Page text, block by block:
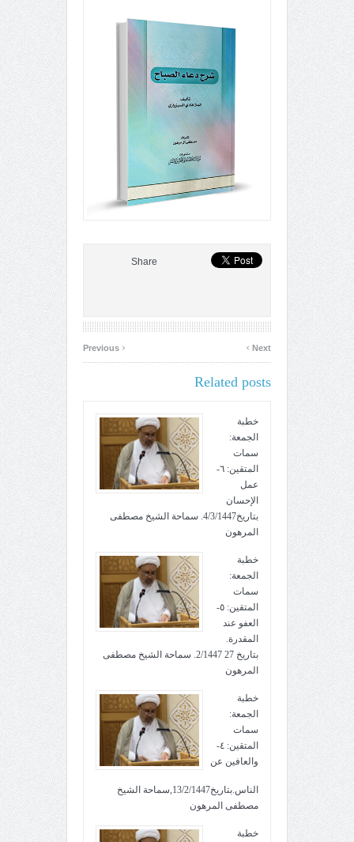
Share
‹ Next
›
Related posts
خطبة
الجمعة:
سمات
المتقين: ٦-
عمل
الإحسان
بتاريخ4/3/1447. سماحة الشيخ مصطفى
المرهون
خطبة
الجمعة:
سمات
المتقين: ٥-
العفو عند
المقدرة.
بتاريخ 27 2/1447. سماحة الشيخ مصطفى
المرهون
خطبة
الجمعة:
سمات
المتقين: ٤-
والعافين عن
الناس.بتاريخ13/2/1447,سماحة الشيخ
مصطفى المرهون
خطبة